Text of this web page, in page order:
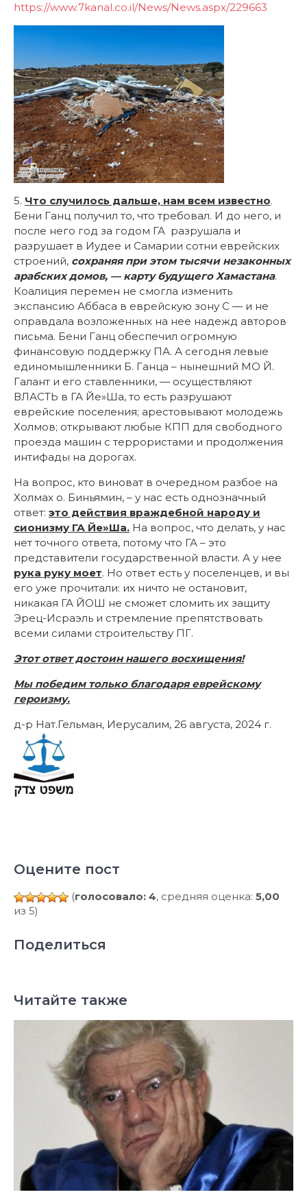
https://www.7kanal.co.il/News/News.aspx/229663
5. Что случилось дальше, нам всем известно.
Бени Ганц получил то, что требовал. И до него, и
после него год за годом ГА разрушала и
разрушает в Иудее и Самарии сотни еврейских
строений, сохраняя при этом тысячи незаконных
арабских домов, — карту будущего Хамастана.
Коалиция перемен не смогла изменить
экспансию Аббаса в еврейскую зону С — и не
оправдала возложенных на нее надежд авторов
письма. Бени Ганц обеспечил огромную
финансовую поддержку ПА. А сегодня левые
единомышленники Б. Ганца – нынешний МО Й.
Галант и его ставленники, — осуществляют
ВЛАСТЬ в ГА Йе»Ша, то есть разрушают
еврейские поселения; арестовывают молодежь
Холмов; открывают любые КПП для свободного
проезда машин с террористами и продолжения
интифады на дорогах.
На вопрос, кто виноват в очередном разбое на
Холмах о. Биньямин, – у нас есть однозначный
ответ: это действия враждебной народу и
сионизму ГА Йе»Ша. На вопрос, что делать, у нас
нет точного ответа, потому что ГА – это
представители государственной власти. А у нее
рука руку моет. Но ответ есть у поселенцев, и вы
его уже прочитали: их ничто не остановит,
никакая ГА ЙОШ не сможет сломить их защиту
Эрец-Исраэль и стремление препятствовать
всеми силами строительству ПГ.
Этот ответ достоин нашего восхищения!
Мы победим только благодаря еврейскому
героизму.
д-р Нат.Гельман, Иерусалим, 26 августа, 2024 г.
Оцените пост
(голосовало: 4, средняя оценка: 5,00
из 5)
Поделиться
Читайте также